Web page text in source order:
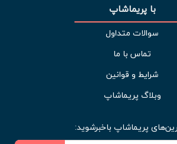
با پریماشاپ
سوالات متداول
تماس با ما
شرایط و قوانین
وبلاگ پریماشاپ
پریماشاپ باخبرشوید: